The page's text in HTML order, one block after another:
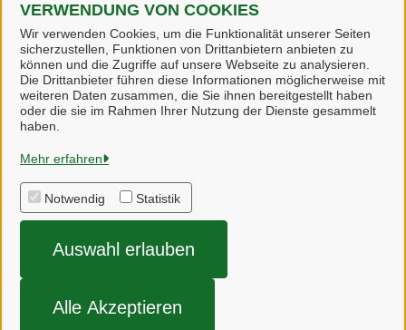
VERWENDUNG VON COOKIES
Wir verwenden Cookies, um die Funktionalität unserer Seiten
sicherzustellen, Funktionen von Drittanbietern anbieten zu
können und die Zugriffe auf unsere Webseite zu analysieren.
Die Drittanbieter führen diese Informationen möglicherweise mit
weiteren Daten zusammen, die Sie ihnen bereitgestellt haben
oder die sie im Rahmen Ihrer Nutzung der Dienste gesammelt
haben.
Mehr erfahren
Notwendig Statistik
Auswahl erlauben
Alle Akzeptieren
Alle zugeordneten Einrichtungen
Heidekreis
Alle Rechte vorbehalten
Barrierefreiheit